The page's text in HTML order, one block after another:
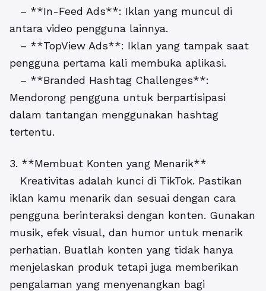
– **In-Feed Ads**: Iklan yang muncul di
antara video pengguna lainnya.
– **TopView Ads**: Iklan yang tampak saat
pengguna pertama kali membuka aplikasi.
– **Branded Hashtag Challenges**:
Mendorong pengguna untuk berpartisipasi
dalam tantangan menggunakan hashtag
tertentu.
3. **Membuat Konten yang Menarik**
Kreativitas adalah kunci di TikTok. Pastikan
iklan kamu menarik dan sesuai dengan cara
pengguna berinteraksi dengan konten. Gunakan
musik, efek visual, dan humor untuk menarik
perhatian. Buatlah konten yang tidak hanya
menjelaskan produk tetapi juga memberikan
pengalaman yang menyenangkan bagi